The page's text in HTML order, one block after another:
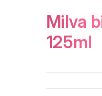
milva biberon verre pm
125ml